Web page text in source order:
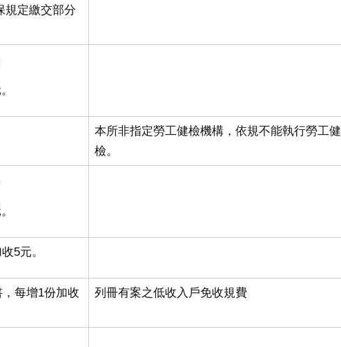
規定繳交部分
本所非指定勞工健檢機構，依規不能執行勞工健
檢。
5元。
每增1份加收
列冊有案之低收入戶免收規費